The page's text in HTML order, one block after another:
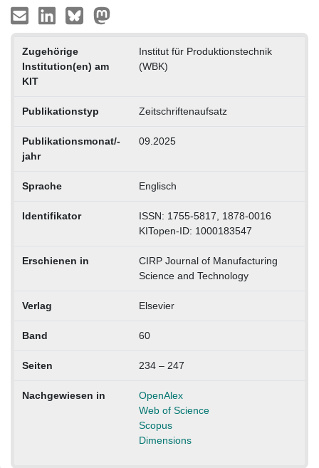
Zugehörige
Institution(en) am
KIT
Institut für Produktionstechnik
(WBK)
Publikationstyp Zeitschriftenaufsatz
Publikationsmonat/-
jahr
09.2025
Sprache Englisch
Identifikator
ISSN: 1755-5817, 1878-0016
KITopen-ID: 1000183547
Erschienen in
CIRP Journal of Manufacturing
Science and Technology
Verlag Elsevier
Band 60
Seiten 234 – 247
Nachgewiesen in
OpenAlex
Web of Science
Scopus
Dimensions